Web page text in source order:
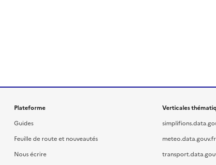
Plateforme
Guides
Feuille de route et nouveautés
Nous écrire
Verticales
meteo.data.gouv.fr